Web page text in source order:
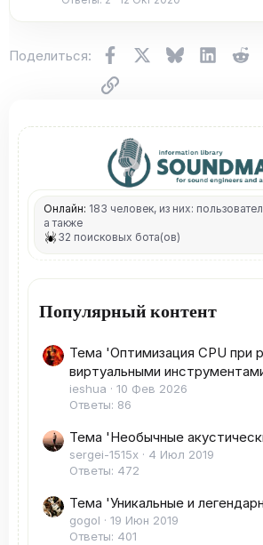
Поделиться: FacebookX (Twitter)
Bluesky
Ссылка
Онлайн: 183 человек, из них:
а также
32 поисковых бота(ов)
Популярный контент
Тема 'Оптимизация CPU при
виртуальными
ieshua
10 Фев 2026
Ответы: 86
Тема 'Необычные
sergei-1515x
4 Июл 2019
Ответы: 472
Тема 'Уникальные и
gogol
19 Июн 2019
Ответы: 401